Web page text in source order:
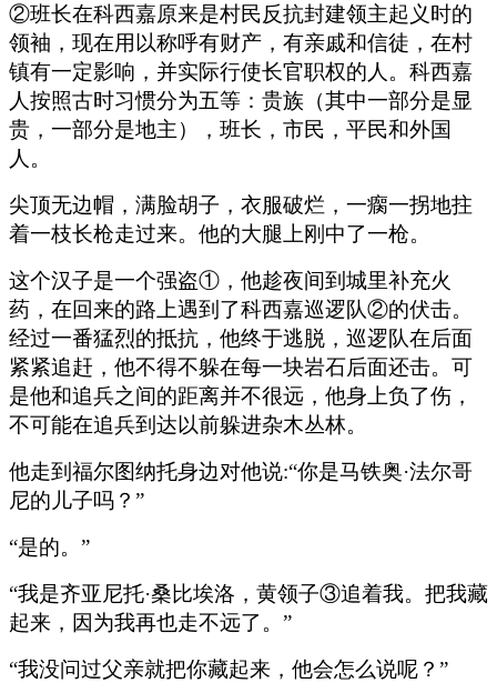
②班长在科西嘉原来是村民反抗封建领主起义时的
领袖，现在用以称呼有财产，有亲戚和信徒，在村
镇有一定影响，并实际行使长官职权的人。科西嘉
人按照古时习惯分为五等：贵族（其中一部分是显
贵，一部分是地主），班长，市民，平民和外国
人。
尖顶无边帽，满脸胡子，衣服破烂，一瘸一拐地拄
着一枝长枪走过来。他的大腿上刚中了一枪。
这个汉子是一个强盗①，他趁夜间到城里补充火
药，在回来的路上遇到了科西嘉巡逻队②的伏击。
经过一番猛烈的抵抗，他终于逃脱，巡逻队在后面
紧紧追赶，他不得不躲在每一块岩石后面还击。可
是他和追兵之间的距离并不很远，他身上负了伤，
不可能在追兵到达以前躲进杂木丛林。
他走到福尔图纳托身边对他说:“你是马铁奥·法尔哥
尼的儿子吗？”
“是的。”
“我是齐亚尼托·桑比埃洛，黄领子③追着我。把我藏
起来，因为我再也走不远了。”
“我没问过父亲就把你藏起来，他会怎么说呢？”